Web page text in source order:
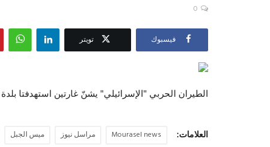
0
فيسبوك تويتر
الطيران الحربي "الإسرائيلي" يشنّ غارتين استهدفتا بلدة ‎ميس_الجبل
العلامات: Mourasel news مراسل نيوز ميس الجبل